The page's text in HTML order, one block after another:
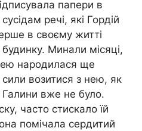
папери в
речі, які Гордій
в своєму житті
Минали місяці,
народилася ще
возитися з нею, як
вже не було.
часто стискало їй
помічала сердитий